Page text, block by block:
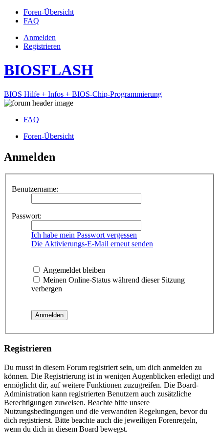
Foren-Übersicht
FAQ
Anmelden
Registrieren
BIOSFLASH
BIOS Hilfe + Infos + BIOS-Chip-Programmierung
FAQ
Foren-Übersicht
Anmelden
Benutzername:
Passwort:
Ich habe mein Passwort vergessen
Die Aktivierungs-E-Mail erneut senden
Angemeldet bleiben
Meinen Online-Status während dieser Sitzung
verbergen
Registrieren
Du musst in diesem Forum registriert sein, um dich anmelden zu
können. Die Registrierung ist in wenigen Augenblicken erledigt und
ermöglicht dir, auf weitere Funktionen zuzugreifen. Die Board-
Administration kann registrierten Benutzern auch zusätzliche
Berechtigungen zuweisen. Beachte bitte unsere
Nutzungsbedingungen und die verwandten Regelungen, bevor du
dich registrierst. Bitte beachte auch die jeweiligen Forenregeln,
wenn du dich in diesem Board bewegst.